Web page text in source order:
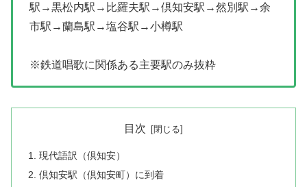
駅→黒松内駅→比羅夫駅→倶知安駅→然別駅→余
市駅→蘭島駅→塩谷駅→小樽駅
※鉄道唱歌に関係ある主要駅のみ抜粋
目次
現代語訳（倶知安）
倶知安駅（倶知安町）に到着